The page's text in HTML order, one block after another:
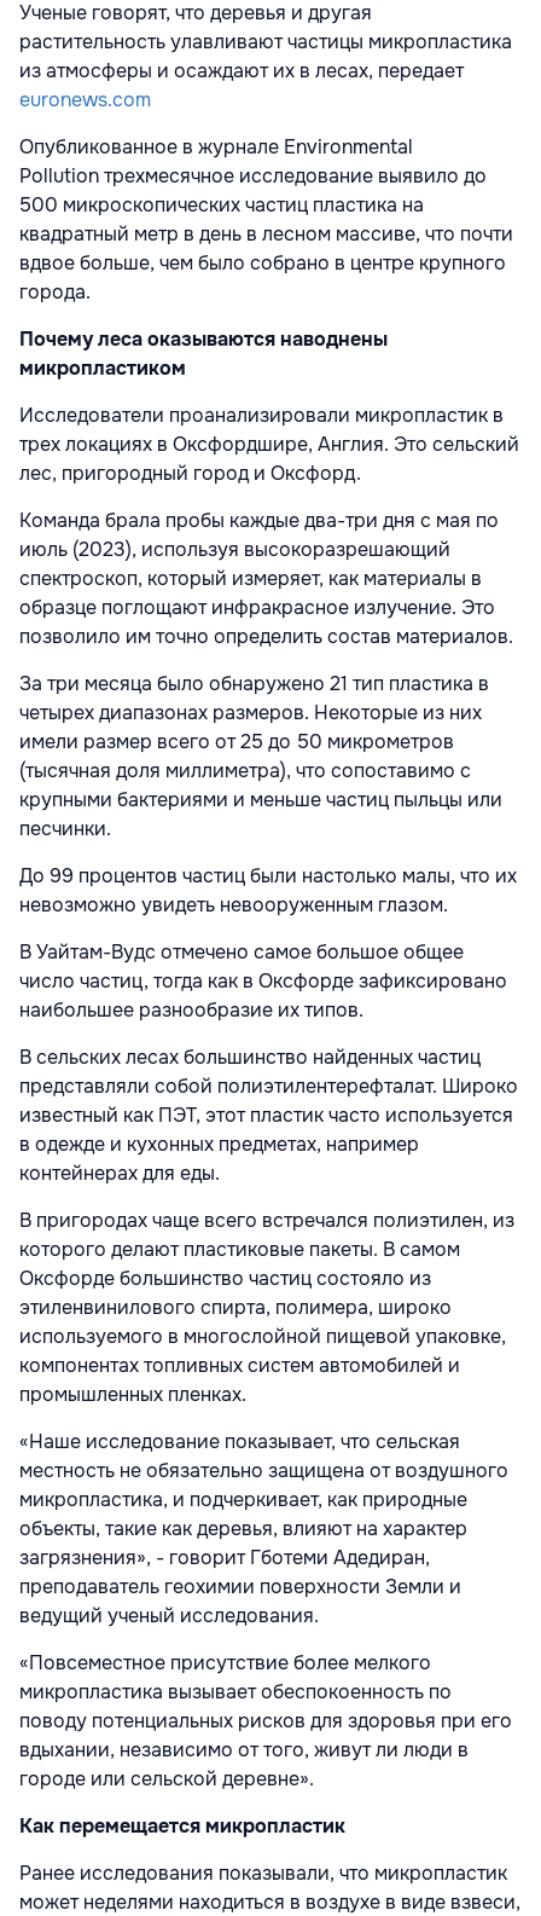
Ученые говорят, что деревья и другая
растительность улавливают частицы микропластика
из атмосферы и осаждают их в лесах, передает
euronews.com
Опубликованное в журнале Environmental
Pollution трехмесячное исследование выявило до
500 микроскопических частиц пластика на
квадратный метр в день в лесном массиве, что почти
вдвое больше, чем было собрано в центре крупного
города.
Почему леса оказываются наводнены
микропластиком
Исследователи проанализировали микропластик в
трех локациях в Оксфордшире, Англия. Это сельский
лес, пригородный город и Оксфорд.
Команда брала пробы каждые два-три дня с мая по
июль (2023), используя высокоразрешающий
спектроскоп, который измеряет, как материалы в
образце поглощают инфракрасное излучение. Это
позволило им точно определить состав материалов.
За три месяца было обнаружено 21 тип пластика в
четырех диапазонах размеров. Некоторые из них
имели размер всего от 25 до 50 микрометров
(тысячная доля миллиметра), что сопоставимо с
крупными бактериями и меньше частиц пыльцы или
песчинки.
До 99 процентов частиц были настолько малы, что их
невозможно увидеть невооруженным глазом.
В Уайтам-Вудс отмечено самое большое общее
число частиц, тогда как в Оксфорде зафиксировано
наибольшее разнообразие их типов.
В сельских лесах большинство найденных частиц
представляли собой полиэтилентерефталат. Широко
известный как ПЭТ, этот пластик часто используется
в одежде и кухонных предметах, например
контейнерах для еды.
В пригородах чаще всего встречался полиэтилен, из
которого делают пластиковые пакеты. В самом
Оксфорде большинство частиц состояло из
этиленвинилового спирта, полимера, широко
используемого в многослойной пищевой упаковке,
компонентах топливных систем автомобилей и
промышленных пленках.
«Наше исследование показывает, что сельская
местность не обязательно защищена от воздушного
микропластика, и подчеркивает, как природные
объекты, такие как деревья, влияют на характер
загрязнения», - говорит Гботеми Адедиран,
преподаватель геохимии поверхности Земли и
ведущий ученый исследования.
«Повсеместное присутствие более мелкого
микропластика вызывает обеспокоенность по
поводу потенциальных рисков для здоровья при его
вдыхании, независимо от того, живут ли люди в
городе или сельской деревне».
Как перемещается микропластик
Ранее исследования показывали, что микропластик
может неделями находиться в воздухе в виде взвеси,